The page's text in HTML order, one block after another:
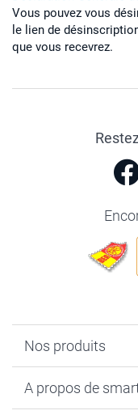
Vous pouvez vous
le lien de
que vous recevrez.
Nos produits
Cadeaux photo
A propos de